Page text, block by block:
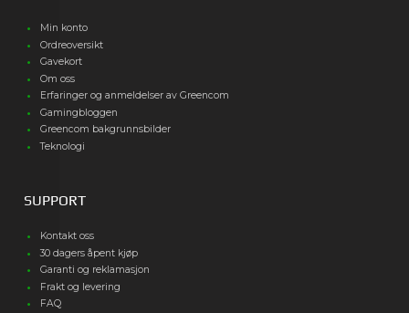
Min konto
Ordreoversikt
Gavekort
Om oss
Erfaringer og anmeldelser av Greencom
Gamingbloggen
Greencom bakgrunnsbilder
Teknologi
SUPPORT
Kontakt oss
30 dagers åpent kjøp
Garanti og reklamasjon
Frakt og levering
FAQ